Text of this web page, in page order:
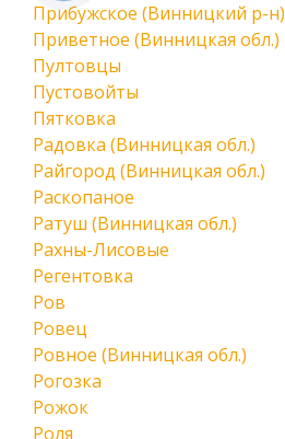
Прибужское (Винницкий р-н)
Приветное (Винницкая обл.)
Пултовцы
Пустовойты
Пятковка
Радовка (Винницкая обл.)
Райгород (Винницкая обл.)
Раскопаное
Ратуш (Винницкая обл.)
Рахны-Лисовые
Регентовка
Ров
Ровец
Ровное (Винницкая обл.)
Рогозка
Рожок
Роля